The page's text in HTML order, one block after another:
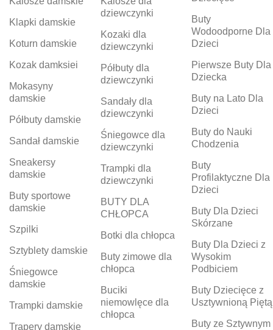
Klapki damskie
Koturn damskie
Kozak damksiei
Mokasyny
damskie
Półbuty damskie
Sandał damskie
Sneakersy
damskie
Buty sportowe
damskie
Szpilki
Sztyblety damskie
Śniegowce
damskie
Trampki damskie
Trapery damskie
dziewczynki
Kozaki dla
dziewczynki
Półbuty dla
dziewczynki
Sandały dla
dziewczynki
Śniegowce dla
dziewczynki
Trampki dla
dziewczynki
BUTY DLA
CHŁOPCA
Botki dla chłopca
Buty zimowe dla
chłopca
Buciki
niemowlęce dla
chłopca
Buty
Wodoodporne Dla
Dzieci
Pierwsze Buty Dla
Dziecka
Buty na Lato Dla
Dzieci
Buty do Nauki
Chodzenia
Buty
Profilaktyczne Dla
Dzieci
Buty Dla Dzieci
Skórzane
Buty Dla Dzieci z
Wysokim
Podbiciem
Buty Dziecięce z
Usztywnioną Piętą
Buty ze Sztywnym